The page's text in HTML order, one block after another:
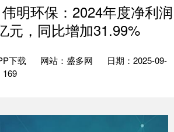
明环保：2024年度净利润
元，同比增加31.99%
下载 网站：盛多网
日期：2025-09-
169